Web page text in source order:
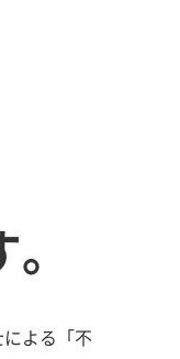
よる「不